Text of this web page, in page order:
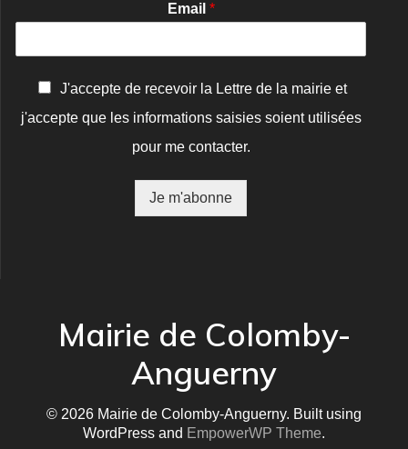
Email *
n
J'accepte de recevoir la Lettre de la mairie et
j'accepte que les informations saisies soient utilisées
pour me contacter.
Je m'abonne
Mairie de Colomby-
Anguerny
© 2026 Mairie de Colomby-Anguerny. Built using
WordPress and EmpowerWP Theme.